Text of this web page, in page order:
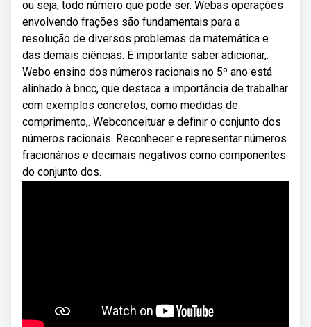
ou seja, todo número que pode ser. Webas operações
envolvendo frações são fundamentais para a
resolução de diversos problemas da matemática e
das demais ciências. É importante saber adicionar,.
Webo ensino dos números racionais no 5º ano está
alinhado à bncc, que destaca a importância de trabalhar
com exemplos concretos, como medidas de
comprimento,. Webconceituar e definir o conjunto dos
números racionais. Reconhecer e representar números
fracionários e decimais negativos como componentes
do conjunto dos.